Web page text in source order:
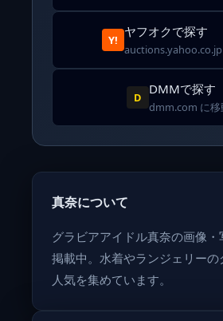
Y!
ヤフオクで探す
D
DMMで探す
dmm.com に移
真奈について
グラビアアイドル真奈の画像
掲載中。水着やランジェリー
人気を集めています。